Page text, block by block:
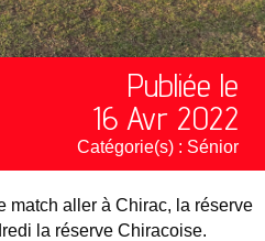
Publiée le
16 Avr 2022
Catégorie(s) : Sénior
match aller à Chirac, la réserve
la réserve Chiracoise.